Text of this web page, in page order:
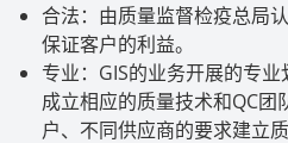
合法：由质量监督检疫总局
保证客户的利益。
专业： GIS的业务开展的专
成立相应的质量技术和QC团
户、不同供应商的要求建立